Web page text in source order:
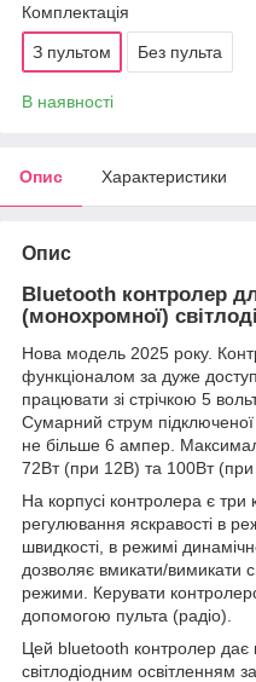
Комплектація
З пультом Без пульта
В наявності
Опис Характеристики
Опис
Bluetooth контролер
(монохромної)
Нова модель 2025 року.
функціоналом за дуже
працювати зі стрічкою 5
Сумарний струм
не більше 6 ампер.
72Вт (при 12В) та 100Вт (при
На корпусі контролера є три
регулювання яскравості в
швидкості, в режимі
дозволяє вмикати/вимикати
режими. Керувати
допомогою пульта (радіо).
Цей bluetooth контролер дає
світлодіодним освітленням